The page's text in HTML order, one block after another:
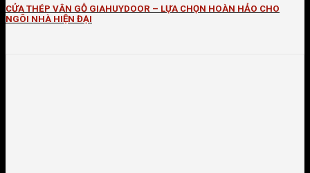
CỬA THÉP VÂN GỖ GIAHUYDOOR – LỰA CHỌN HOÀN HẢO CHO
NGÔI NHÀ HIỆN ĐẠI